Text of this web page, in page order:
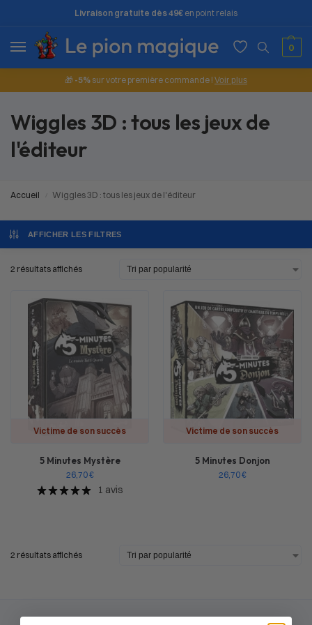
Livraison gratuite dès 49€ en point relais
0
🎁 -5% sur votre première commande ! Voir plus
Wiggles 3D : tous les jeux de
l'éditeur
Accueil Wiggles 3D : tous les jeux de l'éditeur
AFFICHER LES FILTRES
2 résultats affichés
Victime de son succès
5 Minutes Mystère
26,70€
1 avis
Victime de son succès
5 Minutes Donjon
26,70€
2 résultats affichés